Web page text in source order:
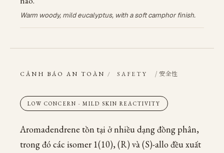
Warm woody, mild eucalyptus, with a soft camphor finish.
CẢNH BÁO AN TOÀN / SAFETY / 安全性
LOW CONCERN · MILD SKIN REACTIVITY
Aromadendrene tồn tại ở nhiều dạng đồng phân,
trong đó các isomer 1(10), (R) và (S)-allo đều xuất